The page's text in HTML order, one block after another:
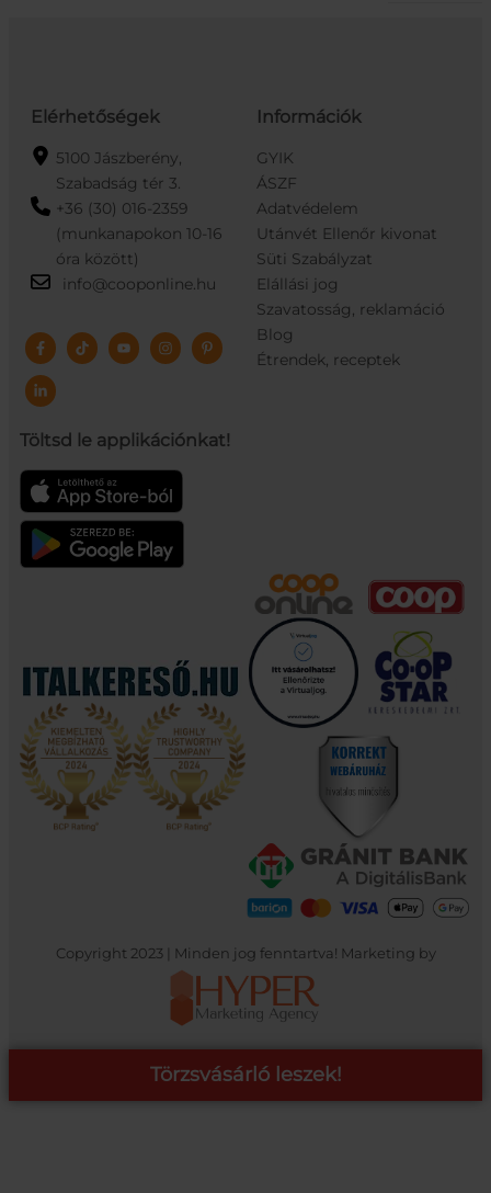
Elérhetőségek
5100 Jászberény,
Szabadság tér 3.
+36 (30) 016-2359
(munkanapokon 10-16
óra között)
info@cooponline.hu
Töltsd le applikációnkat!
Információk
GYIK
ÁSZF
Adatvédelem
Utánvét Ellenőr kivonat
Süti Szabályzat
Elállási jog
Szavatosság, reklamáció
Blog
Étrendek, receptek
Copyright 2023 | Minden jog fenntartva! Marketing by
Törzsvásárló leszek!